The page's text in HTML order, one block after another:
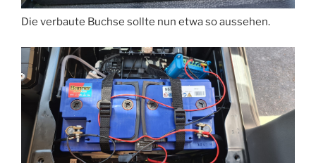
Die verbaute Buchse sollte nun etwa so aussehen.